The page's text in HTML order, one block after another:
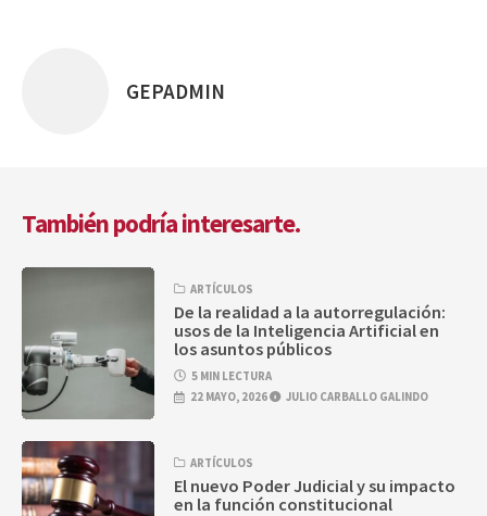
Posted
GEPADMIN
También podría interesarte.
ARTÍCULOS
De la realidad a la autorregulación:
usos de la Inteligencia Artificial en
los asuntos públicos
5 MIN LECTURA
22 MAYO, 2026
JULIO CARBALLO GALINDO
ARTÍCULOS
El nuevo Poder Judicial y su impacto
en la función constitucional